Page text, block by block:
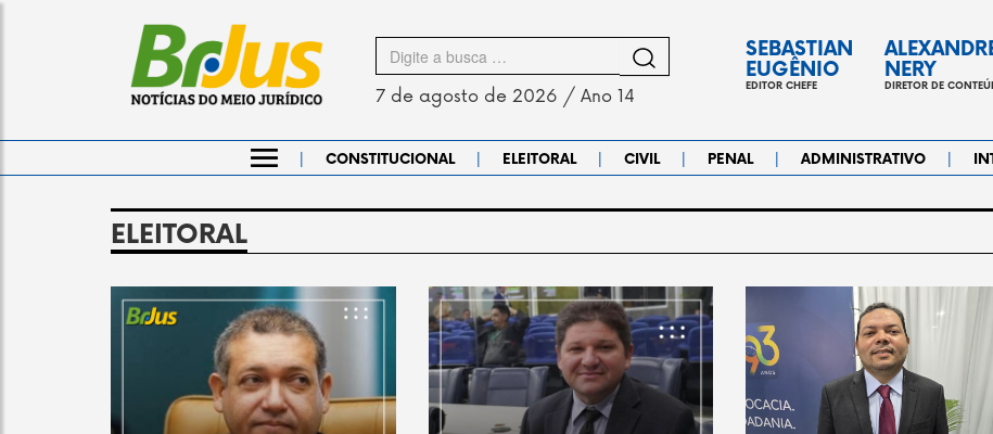
Search
for
7 de agosto de 2026 / Ano 14
SEBASTIAN
EUGÊNIO
EDITOR CHEFE
NERY
DIRETOR DE
| CONSTITUCIONAL | ELEITORAL | CIVIL | PENAL | ADMINISTRATIVO |
ELEITORAL